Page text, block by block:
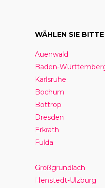
WÄHLEN SIE
Auenwald
Baden-
Karlsruhe
Bochum
Bottrop
Dresden
Erkrath
Fulda
Großgründlach
Henstedt-Ulzburg